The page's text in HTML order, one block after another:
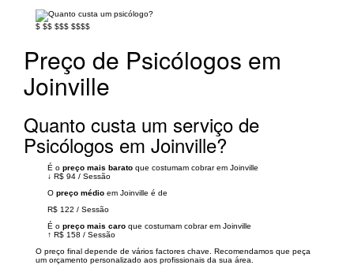
$ $$ $$$ $$$$
Preço de Psicólogos em
Joinville
Quanto custa um serviço de
Psicólogos em Joinville?
É o preço mais barato que costumam cobrar em Joinville
↓ R$ 94 / Sessão
O preço médio em Joinville é de
R$ 122 / Sessão
É o preço mais caro que costumam cobrar em Joinville
↑ R$ 158 / Sessão
O preço final depende de vários factores chave. Recomendamos que peça
um orçamento personalizado aos profissionais da sua área.